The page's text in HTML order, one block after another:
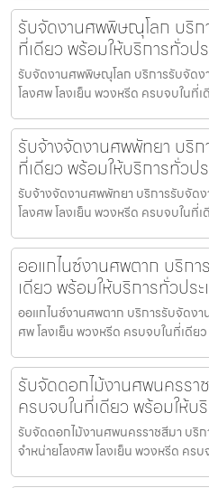
รับจัดงานศพพิษณุโลก บริก
ที่เดียว พร้อมให้บริการทั่วป
รับจัดงานศพพิษณุโลก บริการรับจัด
โลงศพ โลงเย็น พวงหรีด ครบจบในที่เ
รับจ้างจัดงานศพพัทยา บริ
ที่เดียว พร้อมให้บริการทั่วป
รับจ้างจัดงานศพพัทยา บริการรับจัด
โลงศพ โลงเย็น พวงหรีด ครบจบในที่
ออแกไนซ์งานศพตาก บริก
เดียว พร้อมให้บริการทั่วปร
ออแกไนซ์งานศพตาก บริการรับจัดง
ศพ โลงเย็น พวงหรีด ครบจบในที่เดีย
รับจัดดอกไม้งานศพนครร
ครบจบในที่เดียว พร้อมให้บ
รับจัดดอกไม้งานศพนครราชสีมา บริ
จำหน่ายโลงศพ โลงเย็น พวงหรีด คร